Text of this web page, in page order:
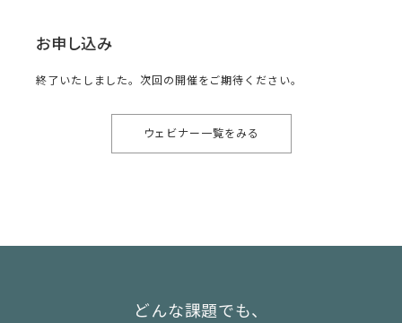
お申し込み
終了いたしました。次回の開催をご期待ください。
ウェビナー一覧をみる
どんな課題でも、